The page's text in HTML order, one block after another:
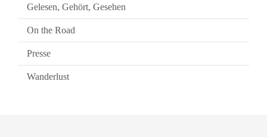
Gelesen, Gehört, Gesehen
On the Road
Presse
Wanderlust